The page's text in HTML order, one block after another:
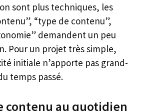
sont plus techniques, les
“type de contenu”,
demandent un peu
Pour un projet très simple,
initiale n’apporte pas grand-
temps passé.
contenu au quotidien